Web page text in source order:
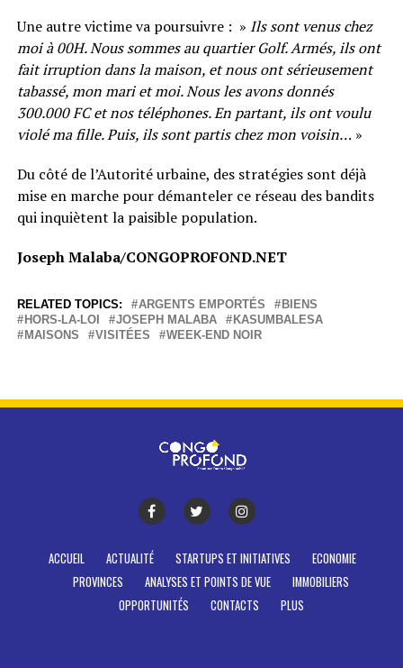
Une autre victime va poursuivre : » Ils sont venus chez
moi à 00H. Nous sommes au quartier Golf. Armés, ils ont
fait irruption dans la maison, et nous ont sérieusement
tabassé, mon mari et moi. Nous les avons donnés
300.000 FC et nos téléphones. En partant, ils ont voulu
violé ma fille. Puis, ils sont partis chez mon voisin…»
Du côté de l’Autorité urbaine, des stratégies sont déjà
mise en marche pour démanteler ce réseau des bandits
qui inquiètent la paisible population.
Joseph Malaba/CONGOPROFOND.NET
RELATED TOPICS: ARGENTS EMPORTÉS
BIENS
HORS-LA-LOI
JOSEPH MALABA
KASUMBALESA
MAISONS
VISITÉES WEEK-END NOIR
ACCUEIL ACTUALITÉ STARTUPS ET INITIATIVES
ECONOMIE
PROVINCES
ANALYSES ET POINTS DE VUE
IMMOBILIERS
OPPORTUNITÉS
CONTACTS PLUS